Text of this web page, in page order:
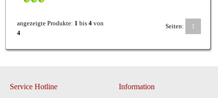
angezeigte Produkte: 1 bis 4 von
4
Seiten: 1
Service Hotline Information